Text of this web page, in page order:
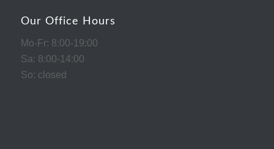
Our Office Hours
Mo-Fr: 8:00-19:00
Sa: 8:00-14:00
So: closed